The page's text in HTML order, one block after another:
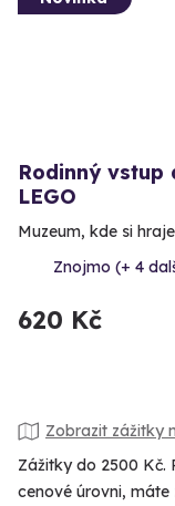
Rodinný vstup
LEGO
Muzeum, kde si
Znojmo (+ 4
620 Kč
Zobrazit zážitky
Zážitky do 2500 Kč.
cenové úrovni, máte